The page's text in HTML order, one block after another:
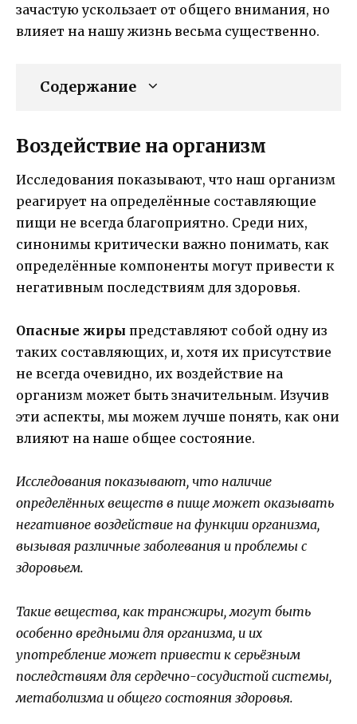
зачастую ускользает от общего внимания, но
влияет на нашу жизнь весьма существенно.
Содержание
Воздействие на организм
Исследования показывают, что наш организм
реагирует на определённые составляющие
пищи не всегда благоприятно. Среди них,
синонимы критически важно понимать, как
определённые компоненты могут привести к
негативным последствиям для здоровья.
Опасные жиры представляют собой одну из
таких составляющих, и, хотя их присутствие
не всегда очевидно, их воздействие на
организм может быть значительным. Изучив
эти аспекты, мы можем лучше понять, как они
влияют на наше общее состояние.
Исследования показывают, что наличие
определённых веществ в пище может оказывать
негативное воздействие на функции организма,
вызывая различные заболевания и проблемы с
здоровьем.
Такие вещества, как трансжиры, могут быть
особенно вредными для организма, и их
употребление может привести к серьёзным
последствиям для сердечно-сосудистой системы,
метаболизма и общего состояния здоровья.